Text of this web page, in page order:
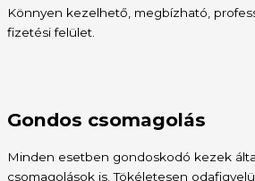
Könnyen kezelhető, megbízható,
fizetési felület.
Gondos csomagolás
Minden esetben gondoskodó kezek
csomagolások is. Tökéletesen